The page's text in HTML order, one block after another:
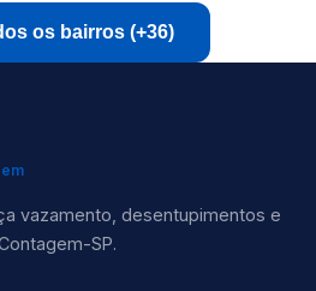
os bairros (+36)
vazamento, desentupimentos e
SP.